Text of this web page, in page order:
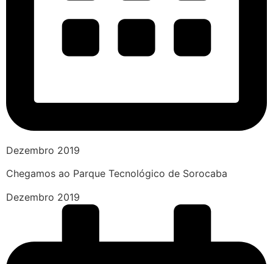
Dezembro 2019
Chegamos ao Parque Tecnológico de Sorocaba
Dezembro 2019